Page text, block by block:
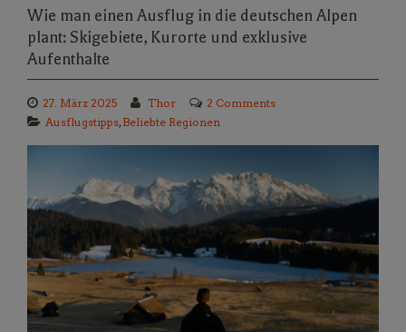
Wie man einen Ausflug in die deutschen Alpen
plant: Skigebiete, Kurorte und exklusive
Aufenthalte
27. März 2025 Thor
2 Comments
Ausflugstipps, Beliebte Regionen